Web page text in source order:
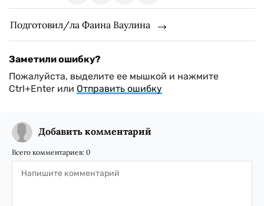
Подготовил/ла Фаина Ваулина
Заметили ошибку?
Пожалуйста, выделите ее мышкой и нажмите
Ctrl+Enter или Отправить ошибку
Добавить комментарий
Всего комментариев: 0